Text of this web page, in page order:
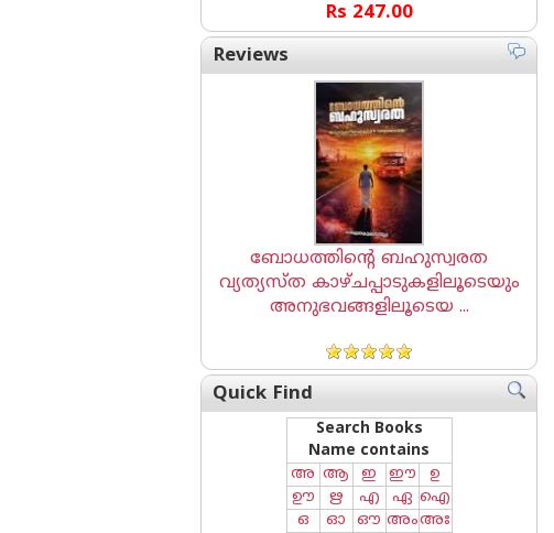
Rs 247.00
Reviews
ബോധത്തിന്റെ ബഹുസ്വരത
വ്യത്യസ്ത കാഴ്ചപ്പാടുകളിലൂടെയും
അനുഭവങ്ങളിലൂടെയ ...
Quick Find
Search Books
Name contains
അ ആ ഇ ഈ
ഉ
ഊ
ഋ എ ഏ ഐ
ഒ
ഓ ഔ അംഅഃ